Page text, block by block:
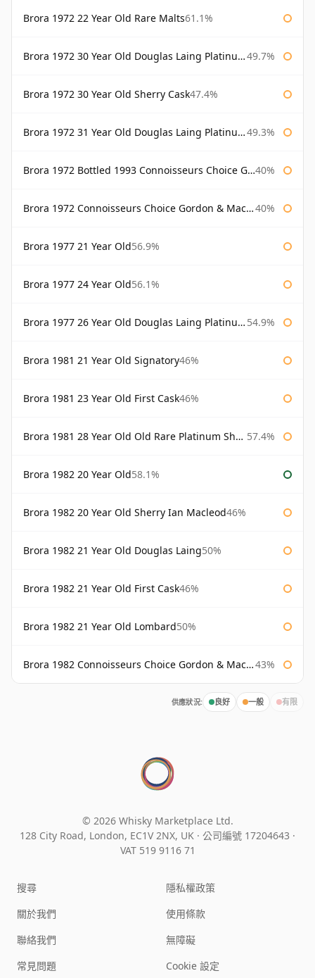
Brora 1972 22 Year Old Rare Malts61.1%
Brora 1972 30 Year Old Douglas Laing Platinum Selection 49.7%
Brora 1972 30 Year Old Sherry Cask47.4%
Brora 1972 31 Year Old Douglas Laing Platinum Selection 49.3%
Brora 1972 Bottled 1993 Connoisseurs Choice Gordon & Macphail 40%
Brora 1972 Connoisseurs Choice Gordon & Macphail 40%
Brora 1977 21 Year Old56.9%
Brora 1977 24 Year Old56.1%
Brora 1977 26 Year Old Douglas Laing Platinum Selection 54.9%
Brora 1981 21 Year Old Signatory46%
Brora 1981 23 Year Old First Cask46%
Brora 1981 28 Year Old Old Rare Platinum Sherry Cask Douglas Laing Platinum Selection 57.4%
Brora 1982 20 Year Old58.1%
Brora 1982 20 Year Old Sherry Ian Macleod46%
Brora 1982 21 Year Old Douglas Laing50%
Brora 1982 21 Year Old First Cask46%
Brora 1982 21 Year Old Lombard50%
Brora 1982 Connoisseurs Choice Gordon & Macphail 43%
供應狀況: 良好 一般 有限
© 2026 Whisky Marketplace Ltd.
128 City Road, London, EC1V 2NX, UK · 公司編號 17204643 ·
VAT 519 9116 71
搜尋
關於我們
聯絡我們
常見問題
隱私權政策
使用條款
無障礙
Cookie 設定